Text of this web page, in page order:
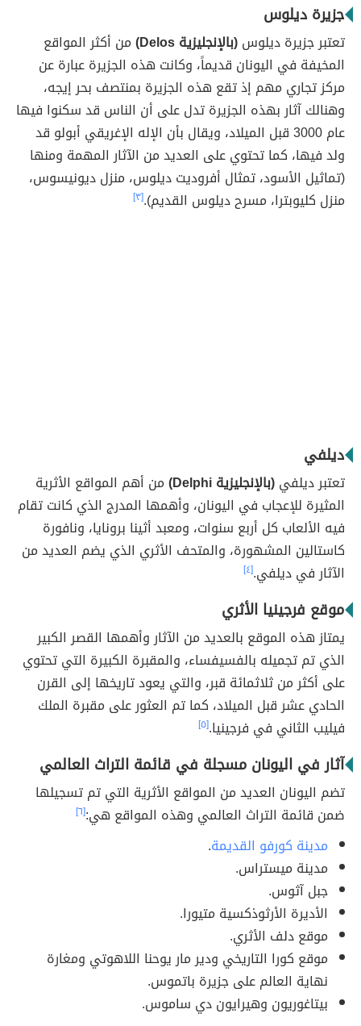
جزيرة ديلوس
تعتبر جزيرة ديلوس(بالإنجليزية Delos)
من أكثر المواقع
المخيفة في اليونان قديماً، وكانت هذه الجزيرة عبارة عن
مركز تجاري مهم إذ تقع هذه الجزيرة بمنتصف بحر إيجه،
وهنالك آثار بهذه الجزيرة تدل على أن الناس قد سكنوا فيها
عام 3000 قبل الميلاد، ويقال بأن الإله الإغريقي أبولو قد
ولد فيها، كما تحتوي على العديد من الآثار المهمة ومنها
(تماثيل الأسود، تمثال أفروديت ديلوس، منزل ديونيسوس،
منزل كليوبترا، مسرح ديلوس القديم).[٣]
ديلفي
تعتبر ديلفي(بالإنجليزية Delphi)
من أهم المواقع الأثرية
المثيرة للإعجاب في اليونان، وأهمها المدرج الذي كانت تقام
فيه الألعاب كل أربع سنوات، ومعبد أثينا برونايا، ونافورة
كاستالين المشهورة، والمتحف الأثري الذي يضم العديد من
الآثار في ديلفي.[٤]
موقع فرجينيا الأثري
يمتاز هذه الموقع بالعديد من الآثار وأهمها القصر الكبير
الذي تم تجميله بالفسيفساء، والمقبرة الكبيرة التي تحتوي
على أكثر من ثلاثمائة قبر، والتي يعود تاريخها إلى القرن
الحادي عشر قبل الميلاد، كما تم العثور على مقبرة الملك
فيليب الثاني في فرجينيا.[٥]
آثار في اليونان مسجلة في قائمة التراث العالمي
تضم اليونان العديد من المواقع الأثرية التي تم تسجيلها
ضمن قائمة التراث العالمي وهذه المواقع هي:[٦]
مدينة كورفو القديمة.
مدينة ميستراس.
جبل آثوس.
الأديرة الأرثوذكسية متيورا.
موقع دلف الأثري.
موقع كورا التاريخي ودير مار يوحنا اللاهوتي ومغارة
نهاية العالم على جزيرة باتموس.
بيتاغوريون وهيرايون دي ساموس.